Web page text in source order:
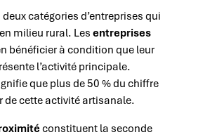
catégories d’entreprises qui
milieu rural. Les entreprises
bénéficier à condition que leur
l’activité principale.
que plus de 50 % du chiffre
de cette activité artisanale.
constituent la seconde